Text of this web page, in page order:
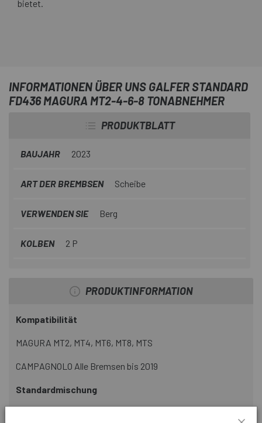
bietet.
INFORMATIONEN ÜBER UNS GALFER STANDARD
FD436 MAGURA MT2-4-6-8 TONABNEHMER
PRODUKTBLATT
BAUJAHR 2023
ART DER BREMBSEN Scheibe
VERWENDEN SIE Berg
KOLBEN 2 P
PRODUKTINFORMATION
Kompatibilität
MAGURA MT2, MT4, MT6, MT8, MTS
CAMPAGNOLO Alle Bremsen bis 2019
Standardmischung